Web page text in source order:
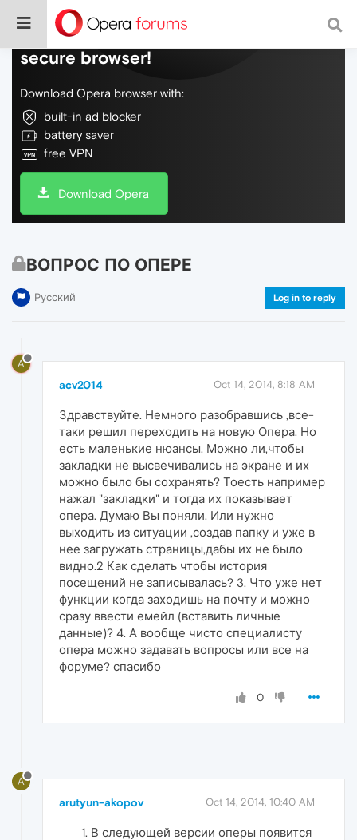
Do more on the web, with a fast and
secure browser!
Download Opera browser with:
built-in ad blocker
battery saver
free VPN
Download Opera
ВОПРОС ПО ОПЕРЕ
Русский Log in to reply
A
acv2014 Oct 14, 2014, 8:18 AM
Здравствуйте. Немного разобравшись ,все-
таки решил переходить на новую Опера. Но
есть маленькие нюансы. Можно ли,чтобы
закладки не высвечивались на экране и их
можно было бы сохранять? Тоесть например
нажал "закладки" и тогда их показывает
опера. Думаю Вы поняли. Или нужно
выходить из ситуации ,создав папку и уже в
нее загружать страницы,дабы их не было
видно.2 Как сделать чтобы история
посещений не записывалась? 3. Что уже нет
функции когда заходишь на почту и можно
сразу ввести емейл (вставить личные
данные)? 4. А вообще чисто специалисту
опера можно задавать вопросы или все на
форуме? спасибо
0
A
arutyun-akopov Oct 14, 2014, 10:40 AM
В следующей версии оперы появится